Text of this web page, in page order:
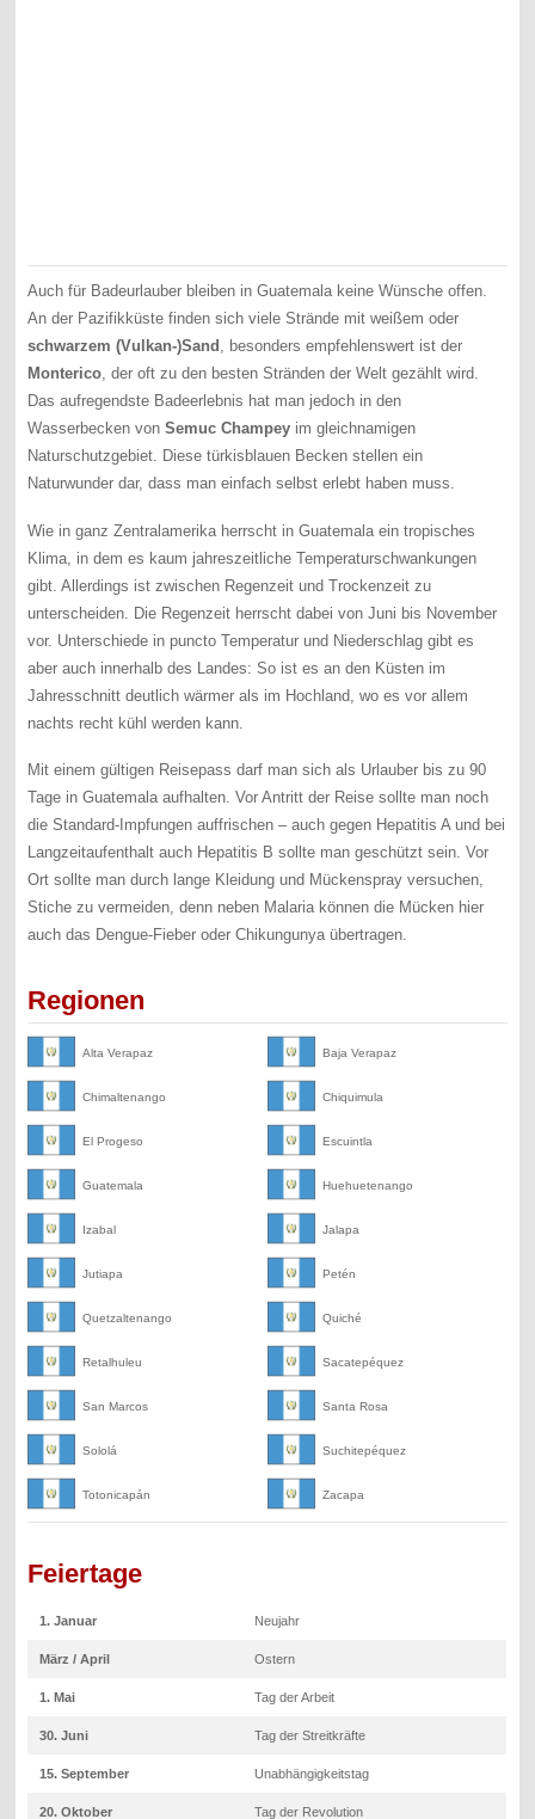
Auch für Badeurlauber bleiben in Guatemala keine Wünsche offen.
An der Pazifikküste finden sich viele Strände mit weißem oder
schwarzem (Vulkan-)Sand , besonders empfehlenswert ist der
Monterico, der oft zu den besten Stränden der Welt gezählt wird.
Das aufregendste Badeerlebnis hat man jedoch in den
Wasserbecken vonSemuc Champey im gleichnamigen
Naturschutzgebiet. Diese türkisblauen Becken stellen ein
Naturwunder dar, dass man einfach selbst erlebt haben muss.
Wie in ganz Zentralamerika herrscht in Guatemala ein tropisches
Klima, in dem es kaum jahreszeitliche Temperaturschwankungen
gibt. Allerdings ist zwischen Regenzeit und Trockenzeit zu
unterscheiden. Die Regenzeit herrscht dabei von Juni bis November
vor. Unterschiede in puncto Temperatur und Niederschlag gibt es
aber auch innerhalb des Landes: So ist es an den Küsten im
Jahresschnitt deutlich wärmer als im Hochland, wo es vor allem
nachts recht kühl werden kann.
Mit einem gültigen Reisepass darf man sich als Urlauber bis zu 90
Tage in Guatemala aufhalten. Vor Antritt der Reise sollte man noch
die Standard-Impfungen auffrischen – auch gegen Hepatitis A und bei
Langzeitaufenthalt auch Hepatitis B sollte man geschützt sein. Vor
Ort sollte man durch lange Kleidung und Mückenspray versuchen,
Stiche zu vermeiden, denn neben Malaria können die Mücken hier
auch das Dengue-Fieber oder Chikungunya übertragen.
Regionen
Alta Verapaz Baja Verapaz
Chimaltenango Chiquimula
El Progeso Escuintla
Guatemala Huehuetenango
Izabal Jalapa
Jutiapa Petén
Quetzaltenango Quiché
Retalhuleu Sacatepéquez
San Marcos Santa Rosa
Sololá Suchitepéquez
Totonicapán Zacapa
Feiertage
1. Januar Neujahr
März / April Ostern
1. Mai Tag der Arbeit
30. Juni Tag der Streitkräfte
15. September Unabhängigkeitstag
20. Oktober Tag der Revolution